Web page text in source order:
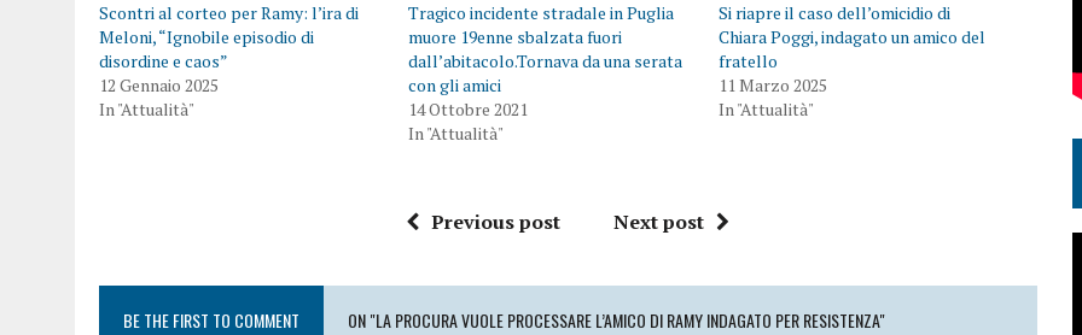
Scontri al corteo per Ramy: l’ira di
Meloni, “Ignobile episodio di
disordine e caos”
12 Gennaio 2025
In "Attualità"
Tragico incidente stradale in Puglia
muore 19enne sbalzata fuori
dall’abitacolo.Tornava da una serata
con gli amici
14 Ottobre 2021
In "Attualità"
Si riapre il caso dell’omicidio di
Chiara Poggi, indagato un amico del
fratello
11 Marzo 2025
In "Attualità"
Previous post Next post
BE THE FIRST TO COMMENT ON "LA PROCURA VUOLE PROCESSARE L’AMICO DI RAMY INDAGATO PER RESISTENZA"